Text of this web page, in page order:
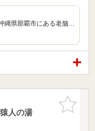
ホテル
る老舗…
お気に入
りに追加
人の湯